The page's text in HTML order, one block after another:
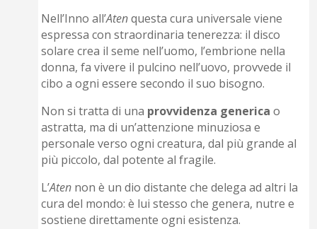
Nell’Inno all’Atenquesta cura universale viene
espressa con straordinaria tenerezza: il disco
solare crea il seme nell’uomo, l’embrione nella
donna, fa vivere il pulcino nell’uovo, provvede il
cibo a ogni essere secondo il suo bisogno.
Non si tratta di una provvidenza generica o
astratta, ma di un’attenzione minuziosa e
personale verso ogni creatura, dal più grande al
più piccolo, dal potente al fragile.
L’Aten non è un dio distante che delega ad altri la
cura del mondo: è lui stesso che genera, nutre e
sostiene direttamente ogni esistenza.